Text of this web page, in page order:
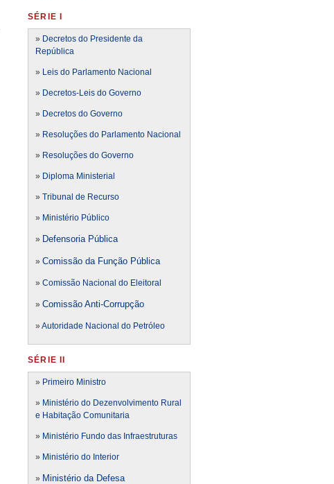
SÉRIE I
» Decretos do Presidente da
República
» Leis do Parlamento Nacional
» Decretos-Leis do Governo
» Decretos do Governo
» Resoluções do Parlamento Nacional
» Resoluções do Governo
» Diploma Ministerial
» Tribunal de Recurso
» Ministério Público
» Defensoria Pública
» Comissão da Função Pública
» Comissão Nacional do Eleitoral
» Comissão Anti-Corrupção
» Autoridade Nacional do Petróleo
SÉRIE II
» Primeiro Ministro
» Ministério do Dezenvolvimento Rural
e Habitação Comunitaria
» Ministério Fundo das Infraestruturas
» Ministério do Interior
» Ministério da Defesa